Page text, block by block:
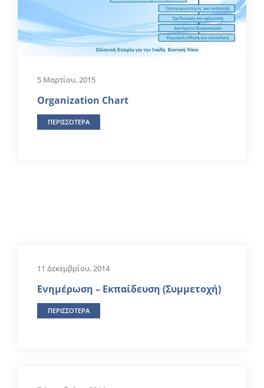
5 Μαρτίου, 2015
Organization Chart
ΠΕΡΙΣΣΟΤΕΡΑ
11 Δεκεμβρίου, 2014
Ενημέρωση – Εκπαίδευση (Συμμετοχή)
ΠΕΡΙΣΣΟΤΕΡΑ